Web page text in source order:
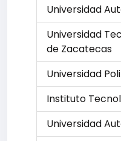
Universidad
Universidad
de Zacatecas
Universidad
Instituto
Universidad